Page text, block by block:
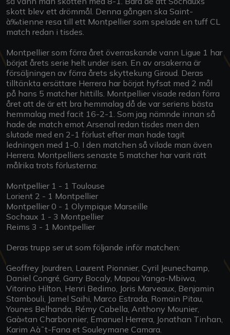
skott blev ett drömmål. Denna gången ska Saint-
à‰tienne resa till ett Montpellier som spelade en tuff CL
match redan i tisdes.
Montpellier som förra året överraskande vann Ligue 1 har
börjat årets serie helt under isen. En av orsakerna är
försäljningen av förra årets skyttekung Giroud. Deras
tilltänkta ersättare Herrera har börjat hyfsat med 2 mål
på hans 5 matcher hittills. Montpellier visade redan förra
året att de är ett bra hemmalag då de var seriens bästa
hemmalag med facit 16-2-1. Som jag nämnde innan så
hade de match emot Arsenal redan tisdes men den
slutade med en 2-1 förlust efter man hade tagit
ledningen med 1-0. I den matchen så vilade man även
Herrera. Montpelliers senaste 5 matcher har varit rätt
målrika trots förlusterna:
Montpellier 1 - 1 Toulouse
Lorient 2 - 1 Montpellier
Montpellier 0 - 1 Olympique Marseille
Sochaux 1 - 3 Montpellier
Reims 3 - 1 Montpellier
Deras trupp ser ut som följande inför matchen:
Geoffrey Jourdren, Laurent Pionnier, Cyril Jeunechamp,
Daniel Congré, Garry Bocaly, Mapou Yanga-Mbiwa,
Vitorino Hilton, Henri Bedimo, Joris Marveaux, Benjamin
Stambouli, Jamel Saihi, Marco Estrada, Romain Pitau,
Younes Belhanda, Rémy Cabella, Anthony Mounier,
Gaà«tan Charbonnier, Emanuel Herrera, Jonathan Tinhan,
Karim Aà¯t-Fana et Souleymane Camara.